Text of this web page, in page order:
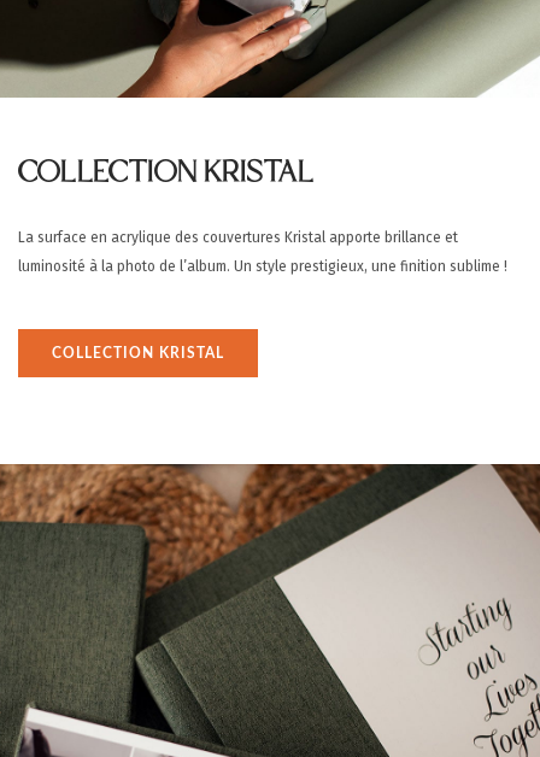
COLLECTION KRISTAL
La surface en acrylique des couvertures Kristal apporte brillance et
luminosité à la photo de l’album. Un style prestigieux, une finition sublime !
COLLECTION KRISTAL